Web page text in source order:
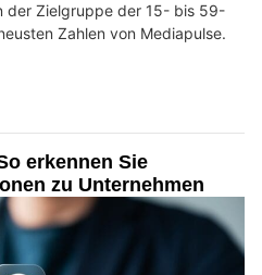
der Zielgruppe der 15- bis 59-
Zahlen von Mediapulse.
erkennen Sie
zu Unternehmen